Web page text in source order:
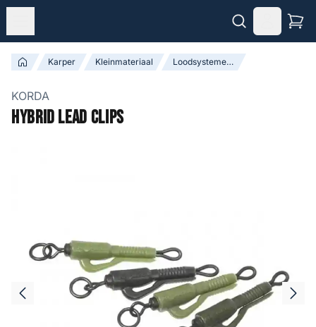
Karper Kleinmateriaal Loodsystemen & Leaders
KORDA
Hybrid Lead Clips